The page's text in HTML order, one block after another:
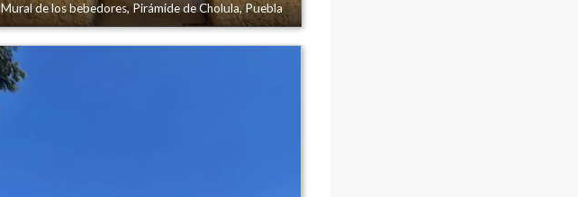
Mural de los bebedores, Pirámide de Cholula, Puebla